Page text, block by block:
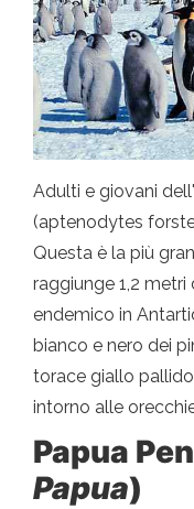
Adulti e giovani
(aptenodytes
Questa è la più
raggiunge 1,2
endemico in
bianco e nero dei
torace giallo
intorno alle
Papua
Papua)